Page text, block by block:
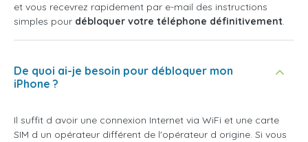
et vous recevrez rapidement par e-mail des instructions
simples pour débloquer votre téléphone définitivement.
De quoi ai-je besoin pour débloquer mon
iPhone ?
Il suffit d avoir une connexion Internet via WiFi et une carte
SIM d un opérateur différent de l'opérateur d origine. Si vous